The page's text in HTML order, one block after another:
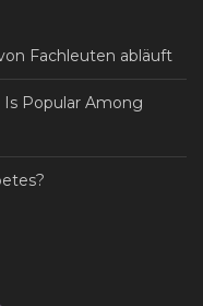
Fachleuten abläuft
Is Popular Among